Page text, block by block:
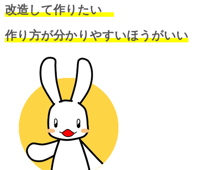
改造して作りたい
作り方が分かりやすいほうがいい